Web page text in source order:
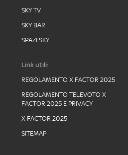
SKY TV
SKY BAR
SPAZI SKY
Link utili:
REGOLAMENTO X FACTOR 2025
REGOLAMENTO TELEVOTO X
FACTOR 2025 E PRIVACY
X FACTOR 2025
SITEMAP